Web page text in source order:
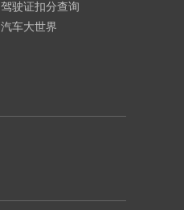
驾驶证扣分查询
汽车大世界